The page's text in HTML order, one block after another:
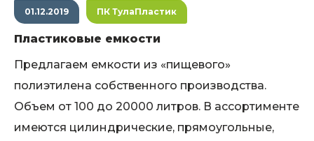
01.12.2019 ПК ТулаПластик
Пластиковые емкости
Предлагаем емкости из «пищевого»
полиэтилена собственного производства.
Объем от 100 до 20000 литров. В ассортименте
имеются цилиндрические, прямоугольные,